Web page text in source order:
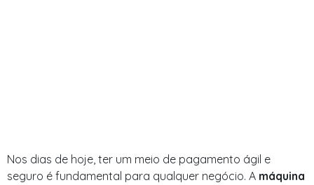
Nos dias de hoje, ter um meio de pagamento ágil e
seguro é fundamental para qualquer negócio. A máquina